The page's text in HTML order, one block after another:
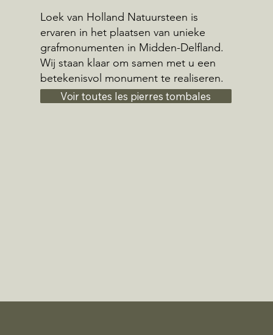
Loek van Holland Natuursteen is
ervaren in het plaatsen van unieke
grafmonumenten in Midden-Delfland.
Wij staan klaar om samen met u een
betekenisvol monument te realiseren.
Voir toutes les pierres tombales